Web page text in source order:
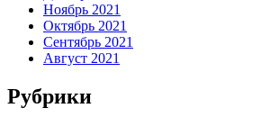
Ноябрь 2021
Октябрь 2021
Сентябрь 2021
Август 2021
Рубрики